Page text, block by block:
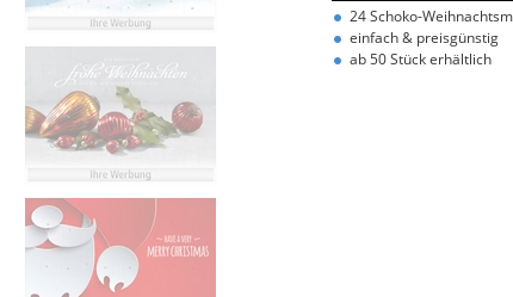
24 Schoko-
einfach & preisgünstig
ab 50 Stück erhältlich